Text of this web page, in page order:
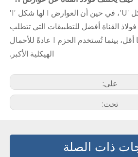
يكون لفولاذ القناة شكل 'U'، في حين أن العوارض I لها شكل 'I'
القناة أفضل للتطبيقات التي تتطلب
ثباتًا جانبيًا ووزنًا أقل، بينما تُستخدم الحزم I عادةً للأحمال
الهيكلية الأكبر.
على:
تحت:
ذات الصلة